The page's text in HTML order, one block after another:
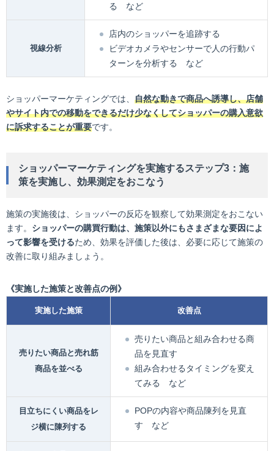
る など
視線分析
店内のショッパーを追跡する
ビデオカメラやセンサーで人の行動パ
ターンを分析する など
ショッパーマーケティングでは、 自然な動きで商品へ誘導し、店舗
やサイト内での移動をできるだけ少なくしてショッパーの購入意欲
に訴求することが重要です。
ショッパーマーケティングを実施するステップ3：施
策を実施し、効果測定をおこなう
施策の実施後は、ショッパーの反応を観察して効果測定をおこない
ます。 ショッパーの購買行動は、施策以外にもさまざまな要因によ
って影響を受けるため、効果を評価した後は、必要に応じて施策の
改善に取り組みましょう。
《実施した施策と改善点の例》
実施した施策 改善点
売りたい商品と売れ筋
商品を並べる
売りたい商品と組み合わせる商
品を見直す
組み合わせるタイミングを変え
てみる など
目立ちにくい商品をレ
ジ横に陳列する
POPの内容や商品陳列を見直
す など